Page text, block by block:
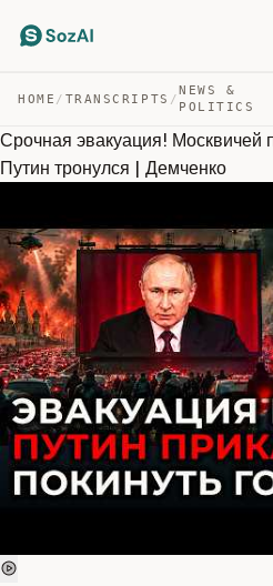
HOME / TRANSCRIPTS /
NEWS &
POLITICS
Срочная эвакуация! Москвичей
Путин тронулся | Демченко